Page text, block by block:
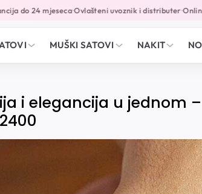
do 24 mjeseca•Ovlašteni uvoznik i distributer•Online
MUŠKI SATOVI NAKIT
i elegancija u jednom